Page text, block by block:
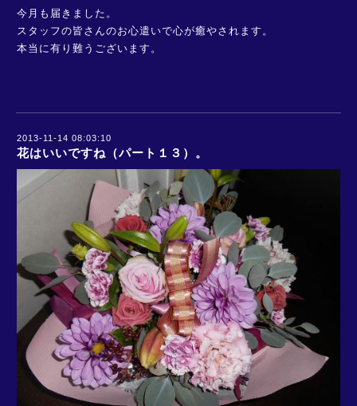
今月も届きました。
スタッフの皆さんのお心遣いで心が癒やされます。
本当に有り難うございます。
2013-11-14 08:03:10
花はいいですね（パート１３）。